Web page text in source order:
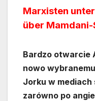
Marxisten
über Mamdani-
Bardzo otwarcie
nowo
Jorku w mediach
zarówno po